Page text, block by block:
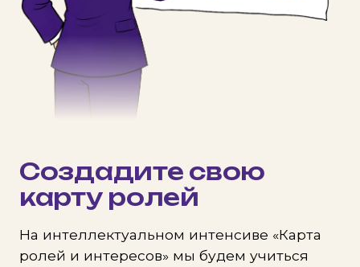
Создадите свою
карту ролей
На интеллектуальном интенсиве «Карта
ролей и интересов» мы будем учиться